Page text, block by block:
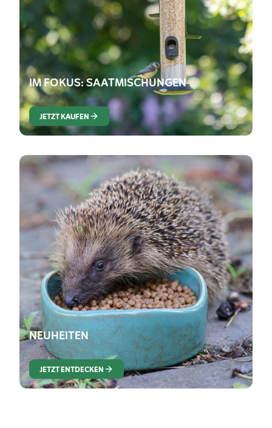
IM FOKUS: SAATMISCHUNGEN
JETZT KAUFEN
NEUHEITEN
JETZT ENTDECKEN